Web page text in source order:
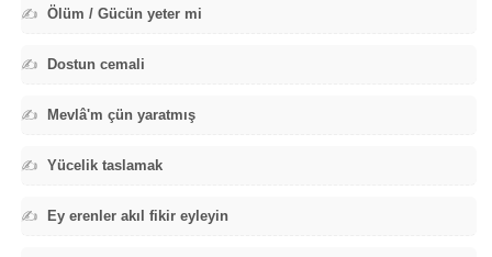
✍️ Ölüm / Gücün yeter mi
✍️ Dostun cemali
✍️ Mevlâ'm çün yaratmış
✍️ Yücelik taslamak
✍️ Ey erenler akıl fikir eyleyin